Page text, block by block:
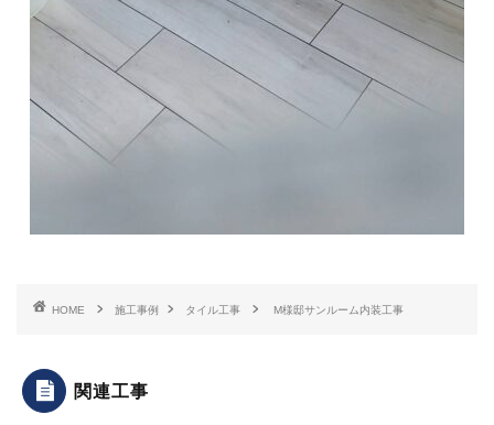
HOME 施工事例 タイル工事 M様邸サンルーム内装工事
関連工事